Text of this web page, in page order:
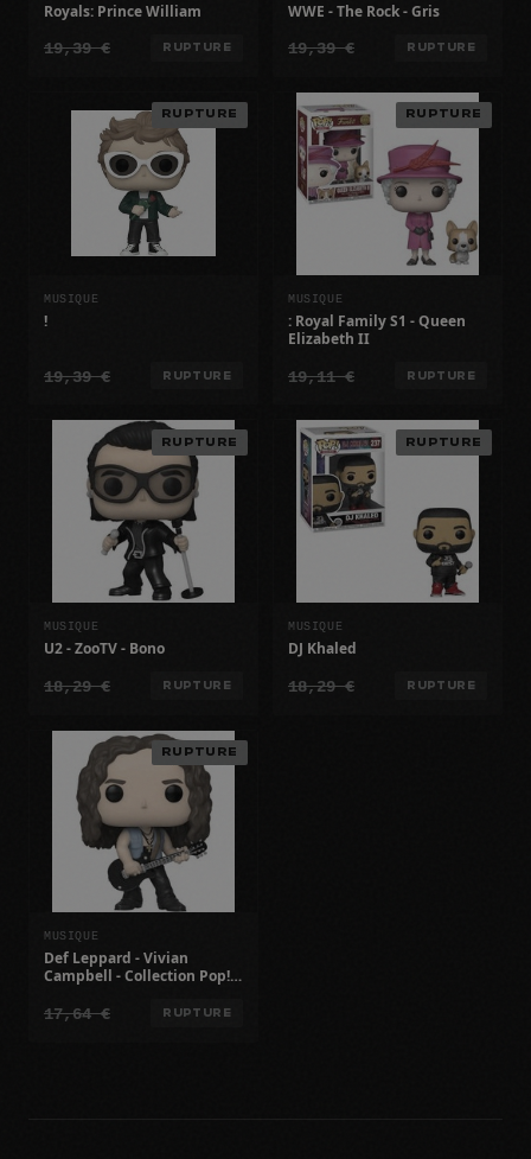
Royals: Prince William
19,39 € RUPTURE
WWE - The Rock - Gris
19,39 € RUPTURE
RUPTURE
MUSIQUE
!
19,39 € RUPTURE
RUPTURE
MUSIQUE
: Royal Family S1 - Queen
Elizabeth II
19,11 € RUPTURE
RUPTURE
MUSIQUE
U2 - ZooTV - Bono
18,29 € RUPTURE
RUPTURE
MUSIQUE
DJ Khaled
18,29 € RUPTURE
RUPTURE
MUSIQUE
Def Leppard - Vivian
Campbell - Collection Pop! -
17,64 € RUPTURE